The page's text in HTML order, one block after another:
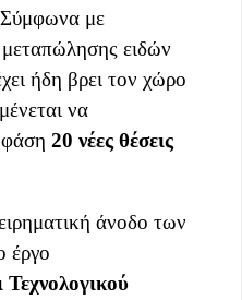
Σύμφωνα με
μεταπώλησης ειδών
ήδη βρει τον χώρο
να
20 νέες θέσεις
άνοδο των
έργο